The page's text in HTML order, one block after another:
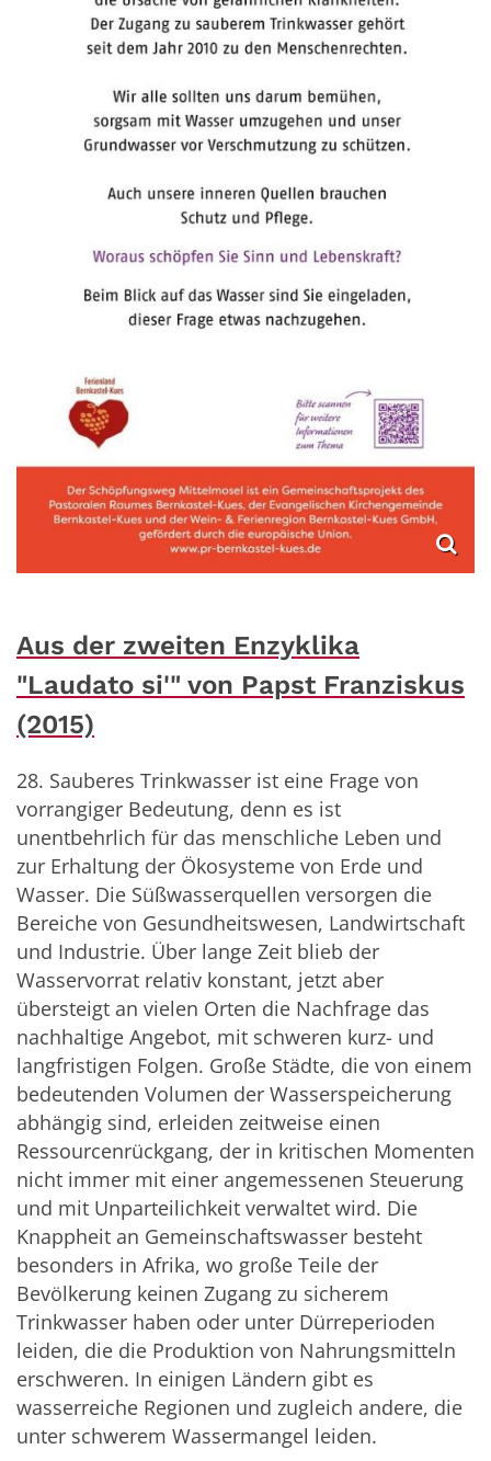
Aus der zweiten Enzyklika
"Laudato si'" von Papst Franziskus
(2015)
28. Sauberes Trinkwasser ist eine Frage von
vorrangiger Bedeutung, denn es ist
unentbehrlich für das menschliche Leben und
zur Erhaltung der Ökosysteme von Erde und
Wasser. Die Süßwasserquellen versorgen die
Bereiche von Gesundheitswesen, Landwirtschaft
und Industrie. Über lange Zeit blieb der
Wasservorrat relativ konstant, jetzt aber
übersteigt an vielen Orten die Nachfrage das
nachhaltige Angebot, mit schweren kurz- und
langfristigen Folgen. Große Städte, die von einem
bedeutenden Volumen der Wasserspeicherung
abhängig sind, erleiden zeitweise einen
Ressourcenrückgang, der in kritischen Momenten
nicht immer mit einer angemessenen Steuerung
und mit Unparteilichkeit verwaltet wird. Die
Knappheit an Gemeinschaftswasser besteht
besonders in Afrika, wo große Teile der
Bevölkerung keinen Zugang zu sicherem
Trinkwasser haben oder unter Dürreperioden
leiden, die die Produktion von Nahrungsmitteln
erschweren. In einigen Ländern gibt es
wasserreiche Regionen und zugleich andere, die
unter schwerem Wassermangel leiden.